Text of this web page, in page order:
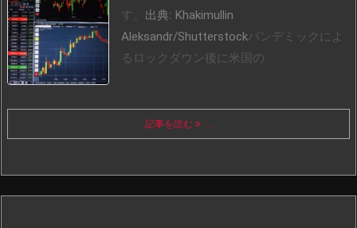
す。 出典: Khakimullin
Aleksandr/Shutterstockパンデミックによ
るロックダウン後に米国の
記事を読む ...